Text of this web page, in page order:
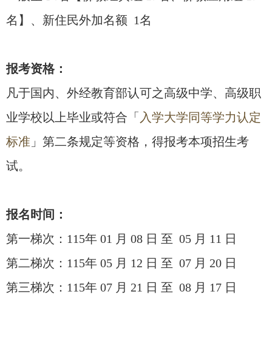
名】、 新住民外加名额 1名
报考资格：
凡于国内、外经教育部认可之高级中学、 高级职
业学校以上毕业或符合「 入学大学同等学力认定
标准 」 第二条规定等资格，得报考本项招生考
试。
报名时间：
第一梯次：115年 01 月 08 日 至 05 月 11 日
第二梯次：115年 05 月 12 日 至 07 月 20 日
第三梯次：115年 07 月 21 日 至 08 月 17 日